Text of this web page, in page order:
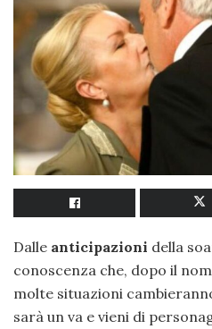
Dalle anticipazioni della
conoscenza che, dopo il
molte situazioni
sarà un va e vieni di